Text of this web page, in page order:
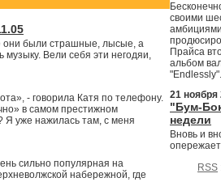
они были страшные, лысые, а
Вели себя эти негодяи,
- говорила Катя по телефону.
в самом престижном
Я уже нажилась там, с меня
сильно популярная на
набережной, где
своими
Прайса
альбом
21 ноября
"Бум-
недели
Вновь и
RSS